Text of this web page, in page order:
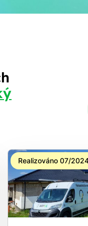
Realizováno 07/